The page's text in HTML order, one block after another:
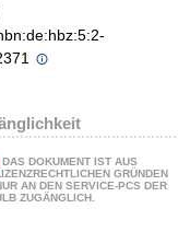
DAS DOKUMENT IST AUS
GRÜNDEN
AN DEN SERVICE-PCS DER
ZUGÄNGLICH.